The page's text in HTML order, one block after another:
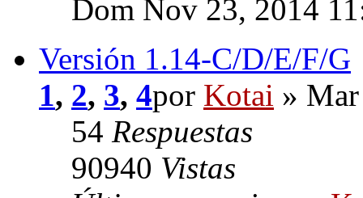
Dom Nov 23, 2014
Versión 1.14-C/D/E/F/G
1, 2, 3, 4por Kotai »
54 Respuestas
90940 Vistas